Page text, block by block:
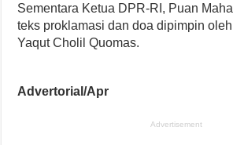
Sementara Ketua DPR-RI, Puan
teks proklamasi dan doa dipimpin
Yaqut Cholil Quomas.
Advertorial/Apr
Advertisement